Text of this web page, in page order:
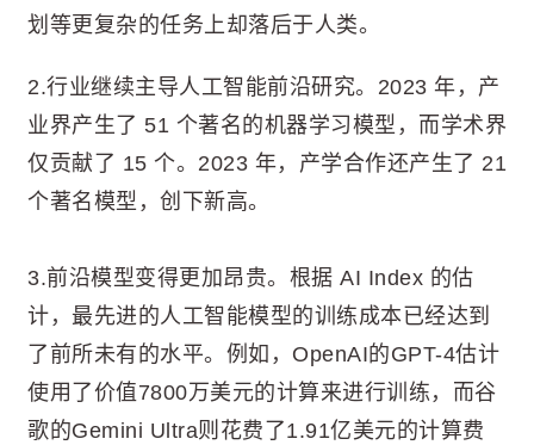
划等更复杂的任务上却落后于人类。
2.行业继续主导人工智能前沿研究。2023 年，产
业界产生了 51 个著名的机器学习模型，而学术界
仅贡献了 15 个。2023 年，产学合作还产生了 21
个著名模型，创下新高。
3.前沿模型变得更加昂贵。根据 AI Index 的估
计，最先进的人工智能模型的训练成本已经达到
了前所未有的水平。例如，OpenAI的GPT-4估计
使用了价值7800万美元的计算来进行训练，而谷
歌的Gemini Ultra则花费了1.91亿美元的计算费